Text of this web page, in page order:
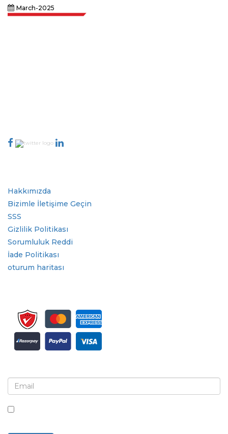
March-2025
Hakkımızda
Bizimle İletişime Geçin
SSS
Gizlilik Politikası
Sorumluluk Reddi
İade Politikası
oturum haritası